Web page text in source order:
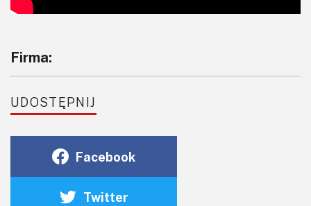
Firma:
UDOSTĘPNIJ
Facebook
Twitter